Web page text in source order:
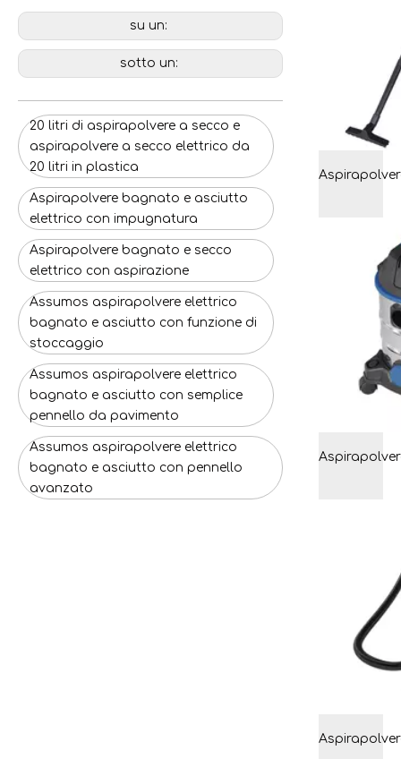
su un:
sotto un:
20 litri di aspirapolvere a secco e
aspirapolvere a secco elettrico da
20 litri in plastica
Aspirapolvere bagnato e asciutto
elettrico con impugnatura
Aspirapolvere bagnato e secco
elettrico con aspirazione
Assumos aspirapolvere elettrico
bagnato e asciutto con funzione di
stoccaggio
Assumos aspirapolvere elettrico
bagnato e asciutto con semplice
pennello da pavimento
Assumos aspirapolvere elettrico
bagnato e asciutto con pennello
avanzato